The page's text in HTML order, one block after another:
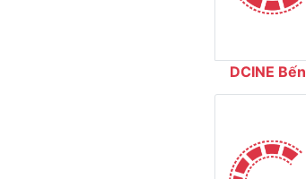
DCINE Bến
Thành